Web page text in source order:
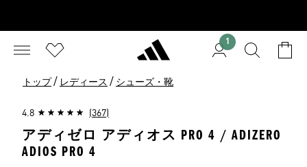
1
トップ / レディース / シューズ・靴
4.8 (367)
アディゼロ アディオス PRO 4 / ADIZERO
ADIOS PRO 4